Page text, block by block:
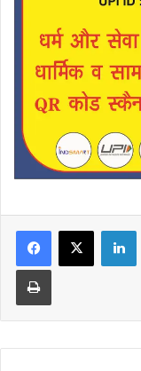
Print